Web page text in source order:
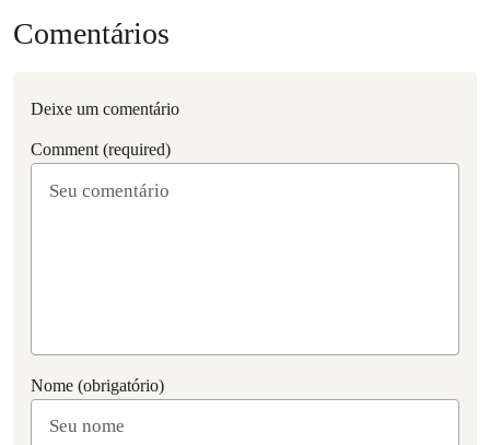
Comentários
Deixe um comentário
Comment (required)
Nome (obrigatório)